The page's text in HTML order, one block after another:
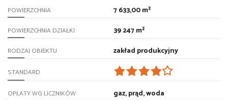
POWIERZCHNIA 7 633,00 m²
POWIERZCHNIA DZIAŁKI 39 247 m²
RODZAJ OBIEKTU zakład produkcyjny
STANDARD
OPŁATY WG LICZNIKÓW gaz, prąd, woda